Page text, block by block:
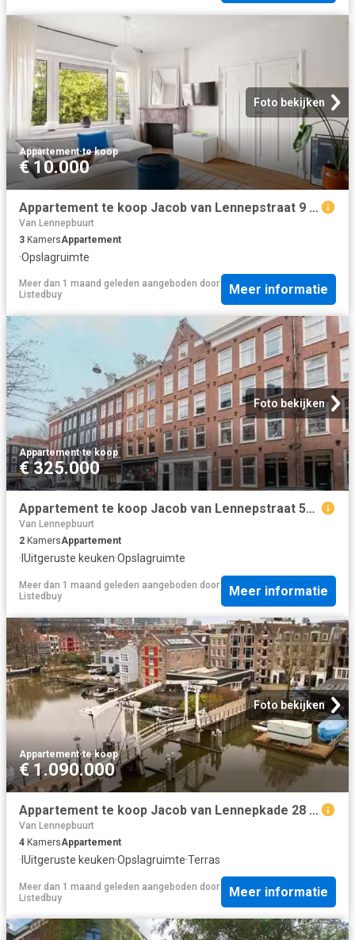
Foto bekijken
Appartement·te koop
€ 10.000
Appartement te koop Jacob van Lennepstraat 9 3 in Amsterdam vo.
Van Lennepbuurt
3 KamersAppartement
·Opslagruimte
Meer dan 1 maand geleden aangeboden door
Listedbuy
Meer informatie
Foto bekijken
Appartement·te koop
€ 325.000
Appartement te koop Jacob van Lennepstraat 56 2A in Amsterdam.
Van Lennepbuurt
2 KamersAppartement
· IUitgeruste keuken·Opslagruimte
Meer dan 1 maand geleden aangeboden door
Listedbuy
Meer informatie
Foto bekijken
Appartement·te koop
€ 1.090.000
Appartement te koop Jacob van Lennepkade 28 H in Amsterdam voo.
Van Lennepbuurt
4 KamersAppartement
· IUitgeruste keuken·Opslagruimte·Terras
Meer dan 1 maand geleden aangeboden door
Listedbuy
Meer informatie